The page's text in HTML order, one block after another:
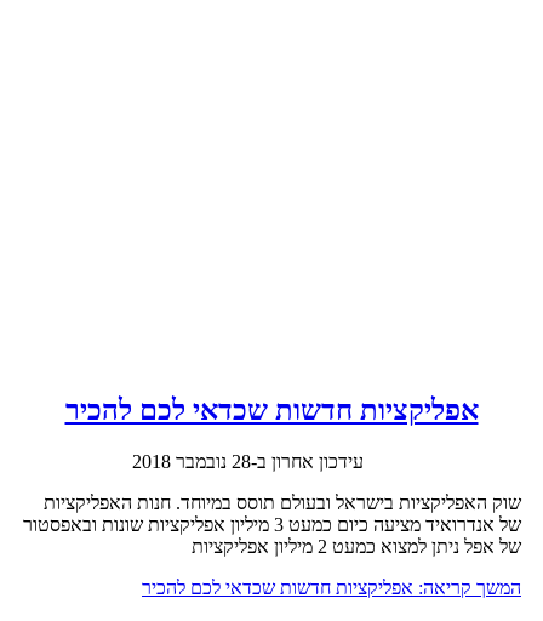
אפליקציות חדשות שכדאי לכם להכיר
עידכון אחרון ב-28 נובמבר 2018
שוק האפליקציות בישראל ובעולם תוסס במיוחד. חנות האפליקציות
של אנדרואיד מציעה כיום כמעט 3 מיליון אפליקציות שונות ובאפסטור
של אפל ניתן למצוא כמעט 2 מיליון אפליקציות
המשך קריאה: אפליקציות חדשות שכדאי לכם להכיר